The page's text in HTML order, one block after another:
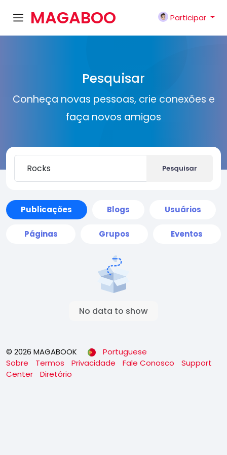
MAGABOO
Participar
Pesquisar
Conheça novas pessoas, crie conexões e
faça novos amigos
Pesquisar
Publicações Blogs Usuários
Páginas Grupos Eventos
No data to show
© 2026 MAGABOOK
Portuguese
Sobre
Termos Privacidade Fale Conosco
Support
Center
Diretório